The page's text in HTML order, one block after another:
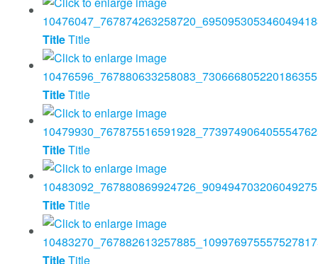
TitleTitle
TitleTitle
TitleTitle
TitleTitle
TitleTitle